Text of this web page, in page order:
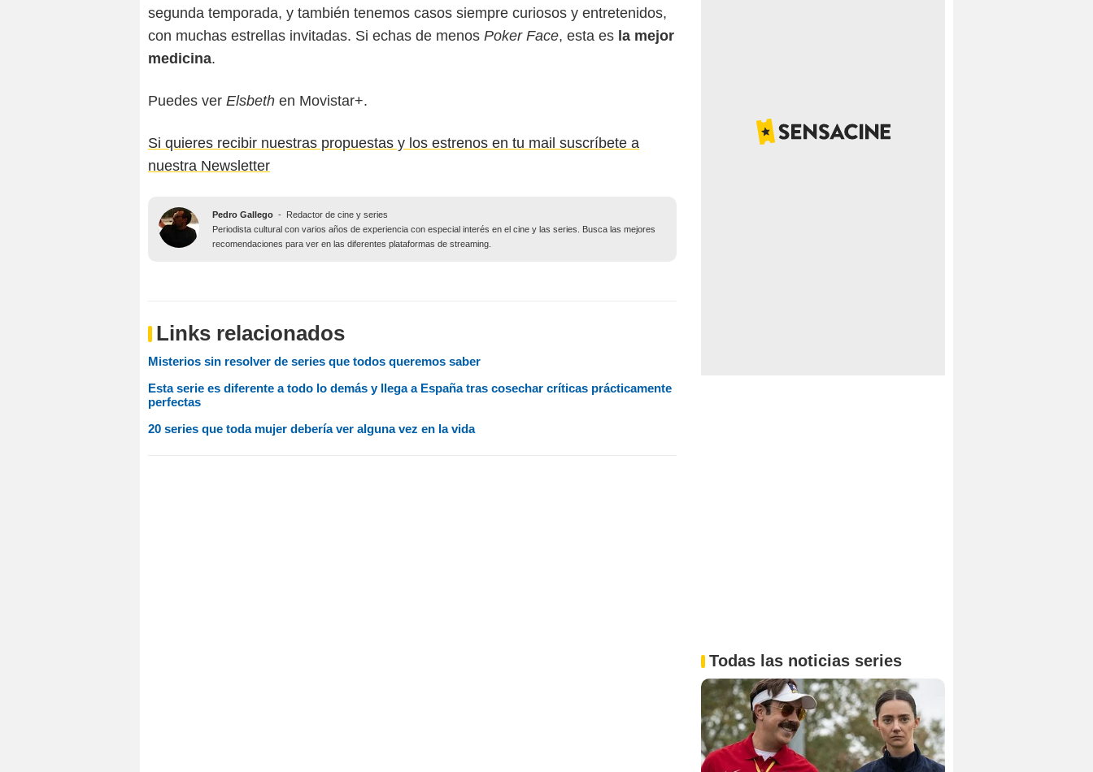
segunda temporada, y también tenemos casos siempre curiosos y entretenidos,
con muchas estrellas invitadas. Si echas de menos Poker Face, esta es la mejor
medicina.
Puedes ver Elsbeth en Movistar+.
Si quieres recibir nuestras propuestas y los estrenos en tu mail suscríbete a
nuestra Newsletter
Pedro Gallego -
Redactor de cine y series
Periodista cultural con varios años de experiencia con especial interés en el cine y las series. Busca las mejores
recomendaciones para ver en las diferentes plataformas de streaming.
Links relacionados
Misterios sin resolver de series que todos queremos saber
Esta serie es diferente a todo lo demás y llega a España tras cosechar críticas prácticamente
perfectas
20 series que toda mujer debería ver alguna vez en la vida
Todas las noticias series